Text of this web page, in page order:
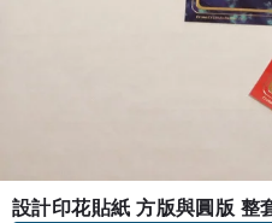
設計印花貼紙 方版與圓版 整